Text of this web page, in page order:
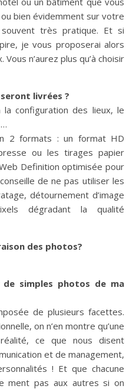
bien évidemment sur votre
très pratique. Et si
je vous proposerai alors
n’aurez plus qu’à choisir
livrées ?
configuration des lieux, le
2 formats : un format HD
ou les tirages papier
Definition optimisée pour
de ne pas utiliser les
détournement d’image
dégradant la qualité
des photos?
simples photos de ma
de plusieurs facettes.
on n’en montre qu’une
ce que nous disent
et de management,
! Et que chacune
ment pas aux autres si on